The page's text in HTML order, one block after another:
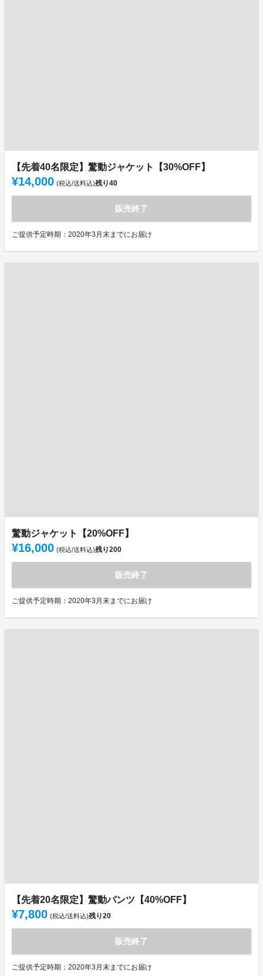
【先着40名限定】驚動ジャケット【30%OFF】
¥14,000 (税込/送料込)残り40
販売終了
ご提供予定時期：2020年3月末までにお届け
驚動ジャケット【20%OFF】
¥16,000 (税込/送料込)残り200
販売終了
ご提供予定時期：2020年3月末までにお届け
【先着20名限定】驚動パンツ【40%OFF】
¥7,800 (税込/送料込)残り20
販売終了
ご提供予定時期：2020年3月末までにお届け